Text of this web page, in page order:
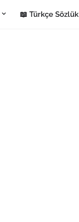
📖 Türkçe Sözlük